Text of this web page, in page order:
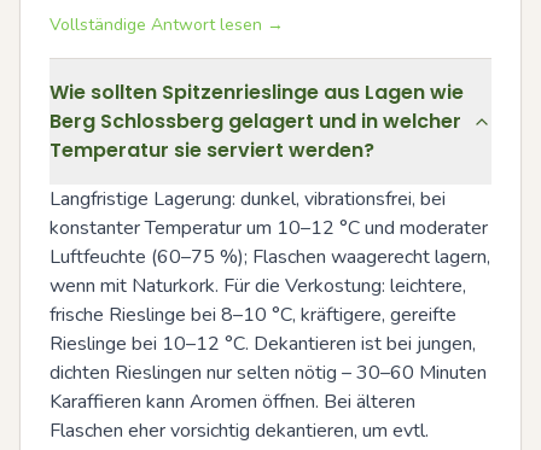
Vollständige Antwort lesen →
Wie sollten Spitzenrieslinge aus Lagen wie
Berg Schlossberg gelagert und in welcher
Temperatur sie serviert werden?
Langfristige Lagerung: dunkel, vibrationsfrei, bei
konstanter Temperatur um 10–12 °C und moderater
Luftfeuchte (60–75 %); Flaschen waagerecht lagern,
wenn mit Naturkork. Für die Verkostung: leichtere,
frische Rieslinge bei 8–10 °C, kräftigere, gereifte
Rieslinge bei 10–12 °C. Dekantieren ist bei jungen,
dichten Rieslingen nur selten nötig – 30–60 Minuten
Karaffieren kann Aromen öffnen. Bei älteren
Flaschen eher vorsichtig dekantieren, um evtl.